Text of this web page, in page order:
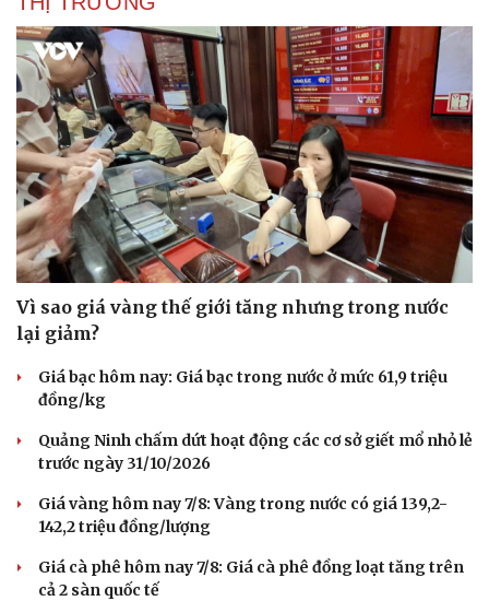
Cải chính
Vì sao giá vàng thế giới tăng nhưng trong nước
lại giảm?
Giá bạc hôm nay: Giá bạc trong nước ở mức 61,9 triệu
đồng/kg
Quảng Ninh chấm dứt hoạt động các cơ sở giết mổ nhỏ lẻ
trước ngày 31/10/2026
Giá vàng hôm nay 7/8: Vàng trong nước có giá 139,2-
142,2 triệu đồng/lượng
Giá cà phê hôm nay 7/8: Giá cà phê đồng loạt tăng trên
cả 2 sàn quốc tế